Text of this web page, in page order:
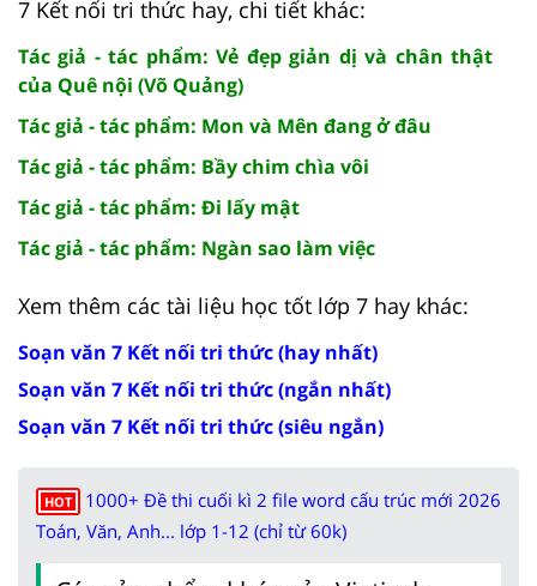
7 Kết nối tri thức hay, chi tiết khác:
Tác giả - tác phẩm: Vẻ đẹp giản dị và chân thật
của Quê nội (Võ Quảng)
Tác giả - tác phẩm: Mon và Mên đang ở đâu
Tác giả - tác phẩm: Bầy chim chìa vôi
Tác giả - tác phẩm: Đi lấy mật
Tác giả - tác phẩm: Ngàn sao làm việc
Xem thêm các tài liệu học tốt lớp 7 hay khác:
Soạn văn 7 Kết nối tri thức (hay nhất)
Soạn văn 7 Kết nối tri thức (ngắn nhất)
Soạn văn 7 Kết nối tri thức (siêu ngắn)
HOT
1000+ Đề thi cuối kì 2 file word cấu trúc mới 2026
Toán, Văn, Anh... lớp 1-12 (chỉ từ 60k)